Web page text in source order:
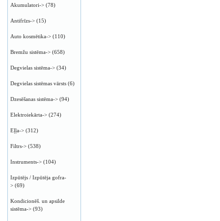
Akumulatori-> (78)
Antifrīzs-> (15)
Auto kosmētika-> (110)
Bremžu sistēma-> (658)
Degvielas sistēma-> (34)
Degvielas sistēmas vārsts (6)
Dzesēšanas sistēma-> (94)
Elektroiekārta-> (274)
Eļļa-> (312)
Filtrs-> (538)
Instruments-> (104)
Izpūtējs / Izpūtēja gofra-
> (69)
Kondicionēš. un apsilde
sistēma-> (93)